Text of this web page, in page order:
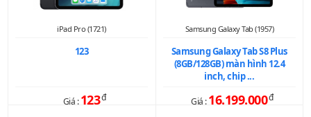
iPad Pro (1721)
123
Giá :123đ
Samsung Galaxy Tab (1957)
Samsung Galaxy Tab S8 Plus
(8GB/128GB) màn hình 12.4
inch, chip ...
Giá :16.199.000đ